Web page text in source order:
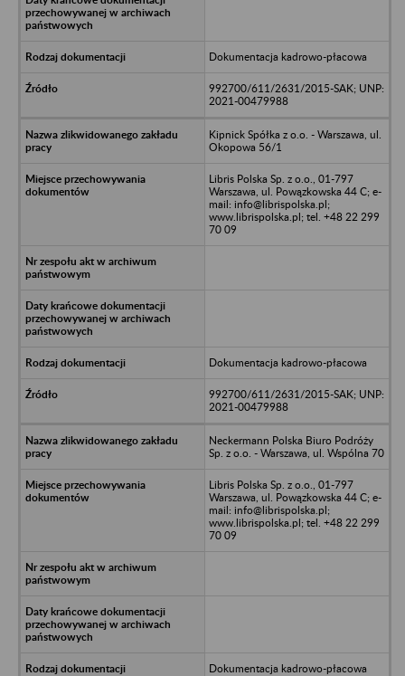
Dokumentacja kadrowo-płacowa
992700/611/2631/2015-SAK; UNP:
2021-00479988
Kipnick Spółka z o.o. - Warszawa, ul.
Okopowa 56/1
Libris Polska Sp. z o.o., 01-797
Warszawa, ul. Powązkowska 44 C; e-
mail: info@librispolska.pl;
www.librispolska.pl; tel. +48 22 299
70 09
Dokumentacja kadrowo-płacowa
992700/611/2631/2015-SAK; UNP:
2021-00479988
Neckermann Polska Biuro Podróży
Sp. z o.o. - Warszawa, ul. Wspólna 70
Libris Polska Sp. z o.o., 01-797
Warszawa, ul. Powązkowska 44 C; e-
mail: info@librispolska.pl;
www.librispolska.pl; tel. +48 22 299
70 09
Dokumentacja kadrowo-płacowa